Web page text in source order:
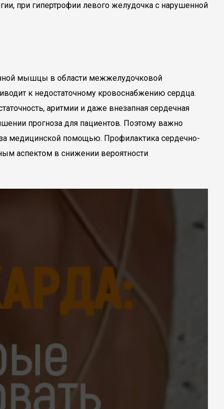
при гипертрофии левого желудочка с нарушенной
мышцы в области межжелудочковой
к недостаточному кровоснабжению сердца.
аритмии и даже внезапная сердечная
прогноза для пациентов. Поэтому важно
медицинской помощью. Профилактика сердечно-
аспектом в снижении вероятности